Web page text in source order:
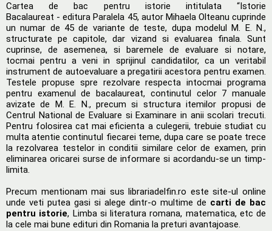
Cartea de bac pentru istorie intitulata “Istorie
Bacalaureat - editura Paralela 45, autor Mihaela Olteanu cuprinde
un numar de 45 de variante de teste, dupa modelul M. E. N.,
structurate pe capitole, dar vizand si evaluarea finala. Sunt
cuprinse, de asemenea, si baremele de evaluare si notare,
tocmai pentru a veni in sprijinul candidatilor, ca un veritabil
instrument de autoevaluare a pregatirii acestora pentru examen.
Testele propuse spre rezolvare respecta intocmai programa
pentru examenul de bacalaureat, continutul celor 7 manuale
avizate de M. E. N., precum si structura itemilor propusi de
Centrul National de Evaluare si Examinare in anii scolari trecuti.
Pentru folosirea cat mai eficienta a culegerii, trebuie studiat cu
multa atentie continutul fiecarei teme, dupa care se poate trece
la rezolvarea testelor in conditii similare celor de examen, prin
eliminarea oricarei surse de informare si acordandu-se un timp-
limita.
Precum mentionam mai sus librariadelfin.ro este site-ul online
unde veti putea gasi si alege dintr-o multime de carti de bac
pentru istorie, Limba si literatura romana, matematica, etc de
la cele mai bune edituri din Romania la preturi avantajoase.